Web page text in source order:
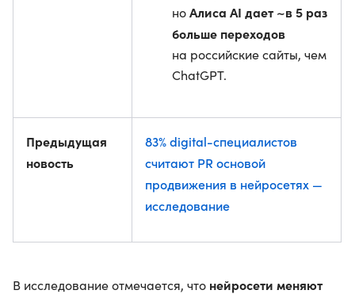
ноАлиса AI дает ~в 5 раз
больше переходов
на российские сайты, чем
ChatGPT.
Предыдущая
новость
83% digital-специалистов
считают PR основой
продвижения в нейросетях —
исследование
В исследование отмечается, что нейросети меняют